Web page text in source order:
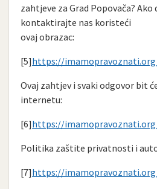
zahtjeve za Grad Popovača?
kontaktirajte nas koristeći
ovaj obrazac:
[5]https://
Ovaj zahtjev i svaki odgovor bit
internetu:
[6]https://
Politika zaštite privatnosti i
[7]https://